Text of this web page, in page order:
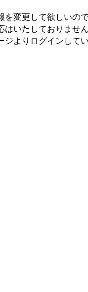
を変更して欲しいの
はいたしておりません
ジよりログインして